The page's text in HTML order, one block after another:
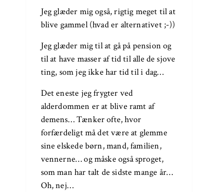
Jeg glæder mig også, rigtig meget til at
blive gammel (hvad er alternativet ;-))
Jeg glæder mig til at gå på pension og
til at have masser af tid til alle de sjove
ting, som jeg ikke har tid til i dag…
Det eneste jeg frygter ved
alderdommen er at blive ramt af
demens… Tænker ofte, hvor
forfærdeligt må det være at glemme
sine elskede børn, mand, familien,
vennerne… og måske også sproget,
som man har talt de sidste mange år…
Oh, nej…